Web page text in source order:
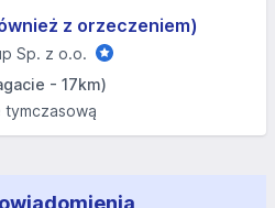
z orzeczeniem)
Sp. z o.o.
- 17km)
tymczasową